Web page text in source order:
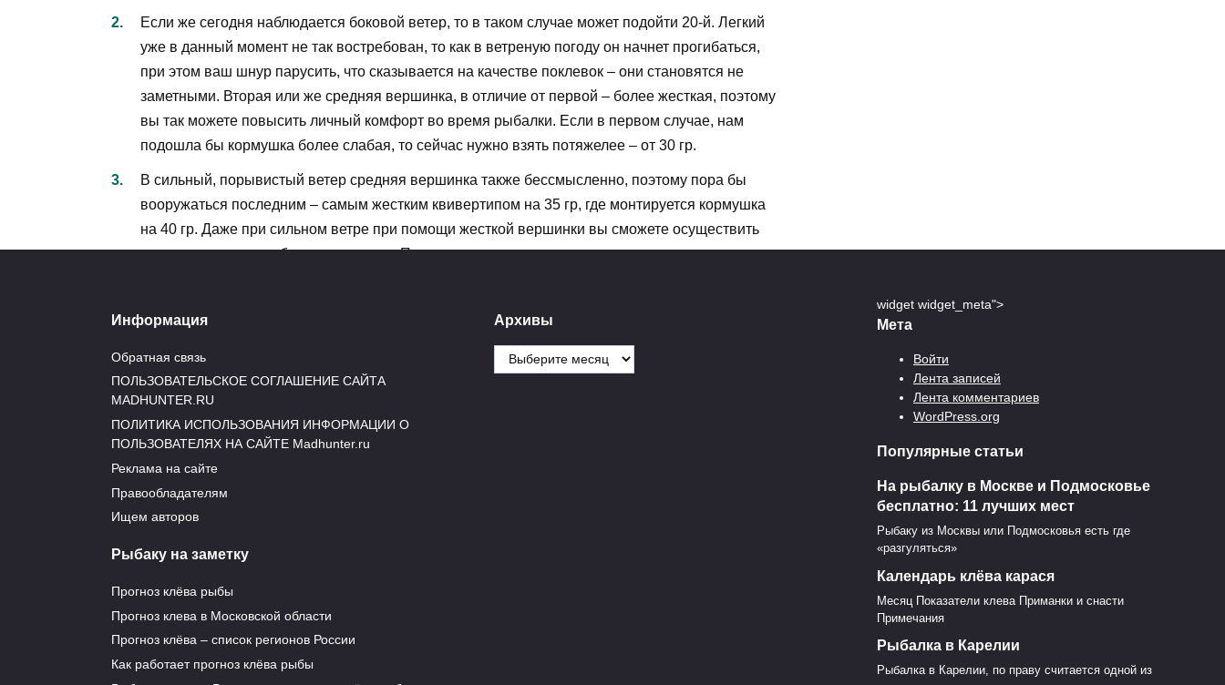
Если же сегодня наблюдается боковой ветер, то в таком случае может подойти 20-й. Легкий
уже в данный момент не так востребован, то как в ветреную погоду он начнет прогибаться,
при этом ваш шнур парусить, что сказывается на качестве поклевок – они становятся не
заметными. Вторая или же средняя вершинка, в отличие от первой – более жесткая, поэтому
вы так можете повысить личный комфорт во время рыбалки. Если в первом случае, нам
подошла бы кормушка более слабая, то сейчас нужно взять потяжелее – от 30 гр.
В сильный, порывистый ветер средняя вершинка также бессмысленно, поэтому пора бы
вооружаться последним – самым жестким квивертипом на 35 гр, где монтируется кормушка
на 40 гр. Даже при сильном ветре при помощи жесткой вершинки вы сможете осуществить
точные и дальние забросы кормушки. При этом квивертип не гнется, а поклевки хорошо
Вот мы и выяснили, для чего в комплекте к фидеру идет сразу несколько вершинок. Кстати, если
ветер сильный, который даже переходит чуть ли не штормовой – в этом случае существует свой,
отельный тип вершинок под такие условия, с большей жесткостью.
Информация
Обратная связь
ПОЛЬЗОВАТЕЛЬСКОЕ СОГЛАШЕНИЕ САЙТА
MADHUNTER.RU
ПОЛИТИКА ИСПОЛЬЗОВАНИЯ ИНФОРМАЦИИ О
ПОЛЬЗОВАТЕЛЯХ НА САЙТЕ Madhunter.ru
Реклама на сайте
Правообладателям
Ищем авторов
Рыбаку на заметку
Прогноз клёва рыбы
Прогноз клева в Московской области
Прогноз клёва – список регионов России
Как работает прогноз клёва рыбы
Архивы
Архивы
widget widget_meta">
Мета
Войти
Лента записей
Лента комментариев
WordPress.org
Популярные статьи
На рыбалку в Москве и Подмосковье
бесплатно: 11 лучших мест
Рыбаку из Москвы или Подмосковья есть где
«разгуляться»
Календарь клёва карася
Месяц Показатели клева Приманки и снасти
Примечания
Рыбалка в Карелии
Рыбалка в Карелии, по праву считается одной из